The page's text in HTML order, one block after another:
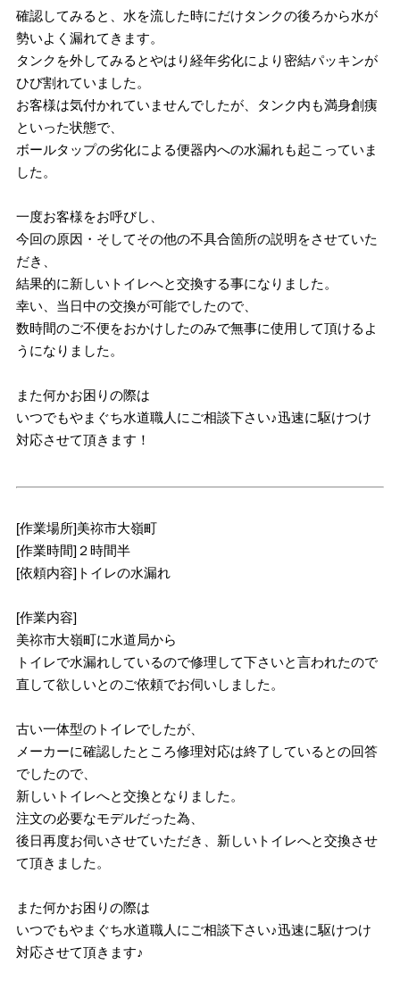
確認してみると、水を流した時にだけタンクの後ろから水が
勢いよく漏れてきます。
タンクを外してみるとやはり経年劣化により密結パッキンが
ひび割れていました。
お客様は気付かれていませんでしたが、タンク内も満身創痍
といった状態で、
ボールタップの劣化による便器内への水漏れも起こっていま
した。
一度お客様をお呼びし、
今回の原因・そしてその他の不具合箇所の説明をさせていた
だき、
結果的に新しいトイレへと交換する事になりました。
幸い、当日中の交換が可能でしたので、
数時間のご不便をおかけしたのみで無事に使用して頂けるよ
うになりました。
また何かお困りの際は
いつでもやまぐち水道職人にご相談下さい♪迅速に駆けつけ
対応させて頂きます！
[作業場所]美祢市大嶺町
[作業時間]２時間半
[依頼内容]トイレの水漏れ
[作業内容]
美祢市大嶺町に水道局から
トイレで水漏れしているので修理して下さいと言われたので
直して欲しいとのご依頼でお伺いしました。
古い一体型のトイレでしたが、
メーカーに確認したところ修理対応は終了しているとの回答
でしたので、
新しいトイレへと交換となりました。
注文の必要なモデルだった為、
後日再度お伺いさせていただき、新しいトイレへと交換させ
て頂きました。
また何かお困りの際は
いつでもやまぐち水道職人にご相談下さい♪迅速に駆けつけ
対応させて頂きます♪